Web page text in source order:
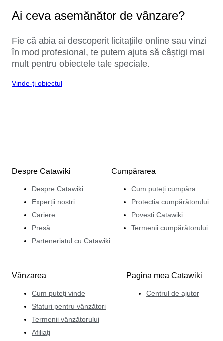
Ai ceva asemănător de vânzare?
Fie că abia ai descoperit licitațiile online sau vinzi
în mod profesional, te putem ajuta să câștigi mai
mult pentru obiectele tale speciale.
Vinde-ți obiectul
Despre Catawiki
Despre Catawiki
Experții noștri
Cariere
Presă
Parteneriatul cu Catawiki
Cumpărarea
Cum puteți cumpăra
Protecția cumpărătorului
Povești Catawiki
Termenii cumpărătorului
Vânzarea
Cum puteți vinde
Sfaturi pentru vânzători
Termenii vânzătorului
Afiliați
Pagina mea Catawiki
Centrul de ajutor